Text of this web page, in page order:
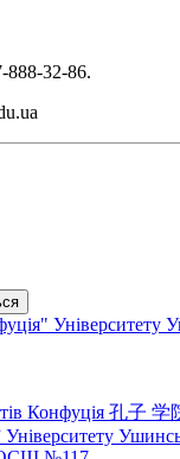
888-32-86.
Університету
Конфуція 孔子 学